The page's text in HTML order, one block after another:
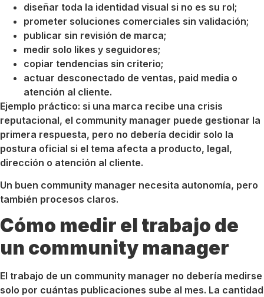
diseñar toda la identidad visual si no es su rol;
prometer soluciones comerciales sin validación;
publicar sin revisión de marca;
medir solo likes y seguidores;
copiar tendencias sin criterio;
actuar desconectado de ventas, paid media o
atención al cliente.
Ejemplo práctico: si una marca recibe una crisis
reputacional, el community manager puede gestionar la
primera respuesta, pero no debería decidir solo la
postura oficial si el tema afecta a producto, legal,
dirección o atención al cliente.
Un buen community manager necesita autonomía, pero
también procesos claros.
Cómo medir el trabajo de
un community manager
El trabajo de un community manager no debería medirse
solo por cuántas publicaciones sube al mes. La cantidad